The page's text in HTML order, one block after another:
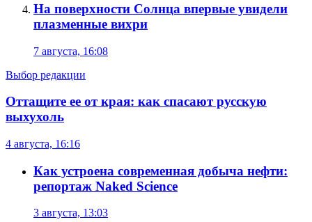
На поверхности Солнца впервые увидели
плазменные вихри
7 августа, 16:08
Выбор редакции
Оттащите ее от края: как спасают русскую
выхухоль
4 августа, 16:16
Как устроена современная добыча нефти:
репортаж Naked Science
3 августа, 13:03